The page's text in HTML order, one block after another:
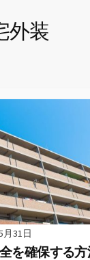
外装
月31日
を確保する